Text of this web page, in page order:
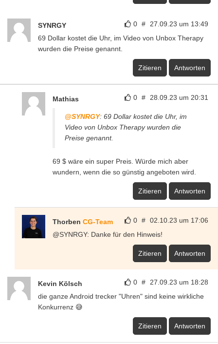
0 # 27.09.23 um 13:49
SYNRGY
69 Dollar kostet die Uhr, im Video von Unbox Therapy
wurden die Preise genannt.
Zitieren Antworten
0 # 28.09.23 um 20:31
Mathias
@SYNRGY: 69 Dollar kostet die Uhr, im
Video von Unbox Therapy wurden die
Preise genannt.
69 $ wäre ein super Preis. Würde mich aber
wundern, wenn die so günstig angeboten wird.
Zitieren Antworten
0 # 02.10.23 um 17:06
Thorben CG-Team
@SYNRGY: Danke für den Hinweis!
Zitieren Antworten
0 # 27.09.23 um 18:28
Kevin Kölsch
die ganze Android trecker "Uhren" sind keine wirkliche
Konkurrenz 😅
Zitieren Antworten